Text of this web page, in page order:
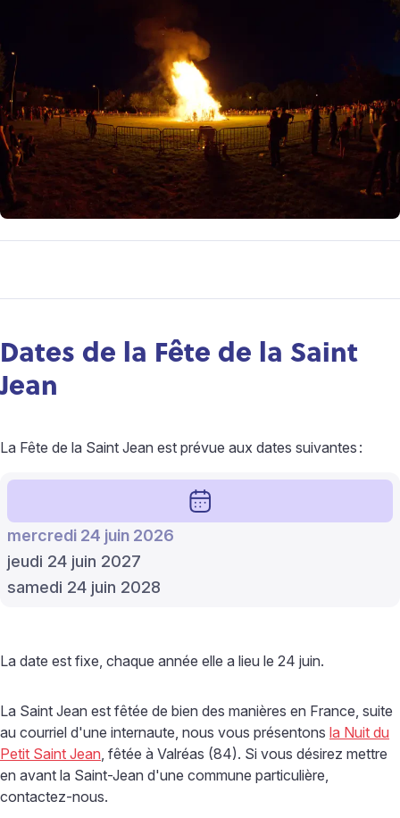
Dates de la Fête de la Saint
Jean
La Fête de la Saint Jean est prévue aux dates suivantes :
mercredi 24 juin 2026
jeudi 24 juin 2027
samedi 24 juin 2028
La date est fixe, chaque année elle a lieu le 24 juin.
La Saint Jean est fêtée de bien des manières en France, suite
au courriel d'une internaute, nous vous présentons la Nuit du
Petit Saint Jean, fêtée à Valréas (84). Si vous désirez mettre
en avant la Saint-Jean d'une commune particulière,
contactez-nous.